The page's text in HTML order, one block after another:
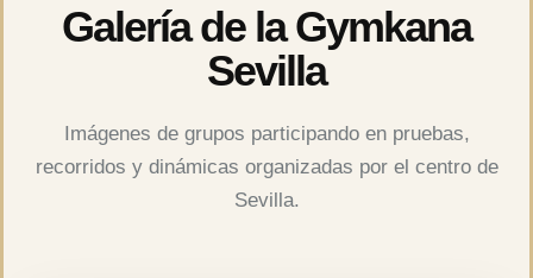
Galería de la Gymkana
Sevilla
Imágenes de grupos participando en pruebas,
recorridos y dinámicas organizadas por el centro de
Sevilla.